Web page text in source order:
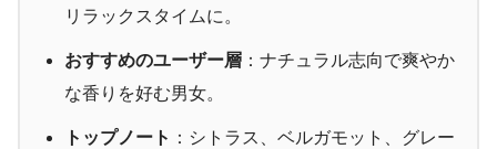
リラックスタイムに。
おすすめのユーザー層 ：ナチュラル志向で爽やか
な香りを好む男女。
トップノート ：シトラス、ベルガモット、グレー